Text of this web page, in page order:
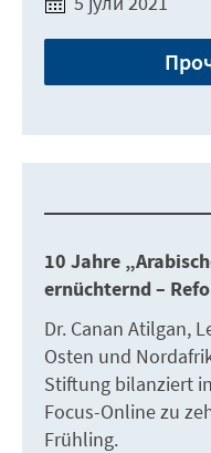
10 Jahre
ernüchternd –
Dr. Canan Atilgan,
Osten und
Stiftung bilanziert
Focus-Online zu
Frühling.